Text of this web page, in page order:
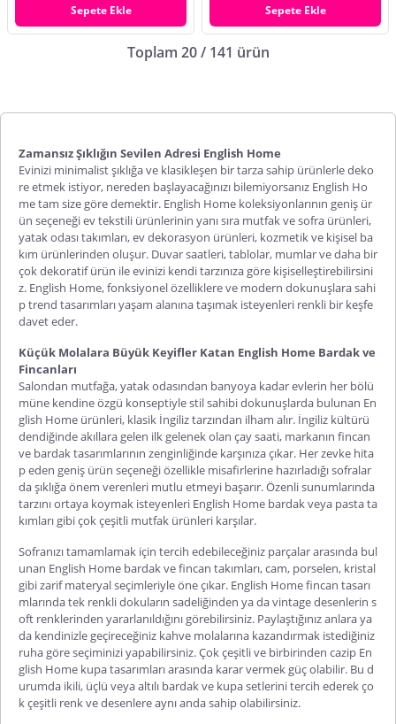
Sepete Ekle Sepete Ekle
Toplam 20 / 141 ürün
Zamansız Şıklığın Sevilen Adresi English Home
Evinizi minimalist şıklığa ve klasikleşen bir tarza sahip ürünlerle deko
re etmek istiyor, nereden başlayacağınızı bilemiyorsanız English Ho
me tam size göre demektir. English Home koleksiyonlarının geniş ür
ün seçeneği ev tekstili ürünlerinin yanı sıra mutfak ve sofra ürünleri,
yatak odası takımları, ev dekorasyon ürünleri, kozmetik ve kişisel ba
kım ürünlerinden oluşur. Duvar saatleri, tablolar, mumlar ve daha bir
çok dekoratif ürün ile evinizi kendi tarzınıza göre kişiselleştirebilirsini
z. English Home, fonksiyonel özelliklere ve modern dokunuşlara sahi
p trend tasarımları yaşam alanına taşımak isteyenleri renkli bir keşfe
davet eder.
Küçük Molalara Büyük Keyifler Katan English Home Bardak ve
Fincanları
Salondan mutfağa, yatak odasından banyoya kadar evlerin her bölü
müne kendine özgü konseptiyle stil sahibi dokunuşlarda bulunan En
glish Home ürünleri, klasik İngiliz tarzından ilham alır. İngiliz kültürü
dendiğinde akıllara gelen ilk gelenek olan çay saati, markanın fincan
ve bardak tasarımlarının zenginliğinde karşınıza çıkar. Her zevke hita
p eden geniş ürün seçeneği özellikle misafirlerine hazırladığı sofralar
da şıklığa önem verenleri mutlu etmeyi başarır. Özenli sunumlarında
tarzını ortaya koymak isteyenleri English Home bardak veya pasta ta
kımları gibi çok çeşitli mutfak ürünleri karşılar.
Sofranızı tamamlamak için tercih edebileceğiniz parçalar arasında bul
unan English Home bardak ve fincan takımları, cam, porselen, kristal
gibi zarif materyal seçimleriyle öne çıkar. English Home fincan tasarı
mlarında tek renkli dokuların sadeliğinden ya da vintage desenlerin s
oft renklerinden yararlanıldığını görebilirsiniz. Paylaştığınız anlara ya
da kendinizle geçireceğiniz kahve molalarına kazandırmak istediğiniz
ruha göre seçiminizi yapabilirsiniz. Çok çeşitli ve birbirinden cazip En
glish Home kupa tasarımları arasında karar vermek güç olabilir. Bu d
urumda ikili, üçlü veya altılı bardak ve kupa setlerini tercih ederek ço
k çeşitli renk ve desenlere aynı anda sahip olabilirsiniz.